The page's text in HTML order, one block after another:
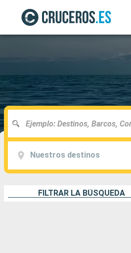
Nuestros destinos
FILTRAR LA BÚSQUEDA